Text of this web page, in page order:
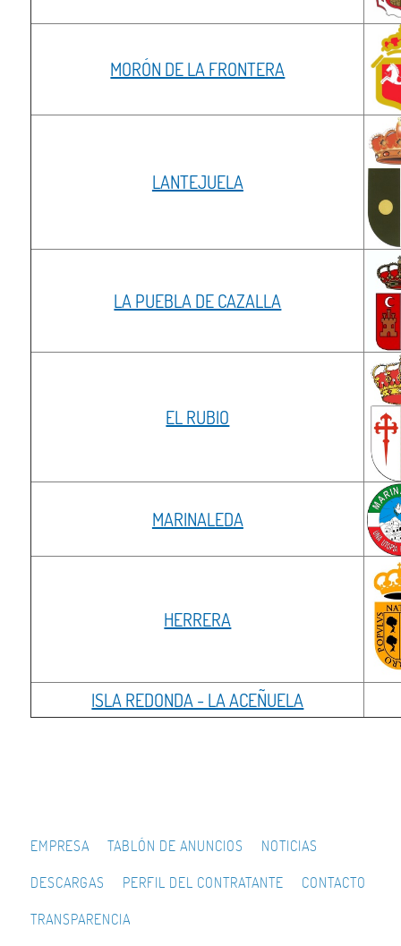
MORÓN DE LA FRONTERA
LANTEJUELA
LA PUEBLA DE CAZALLA
EL RUBIO
MARINALEDA
HERRERA
ISLA REDONDA - LA ACEÑUELA
EMPRESA TABLÓN DE ANUNCIOS NOTICIAS
DESCARGAS PERFIL DEL CONTRATANTE CONTACTO
TRANSPARENCIA